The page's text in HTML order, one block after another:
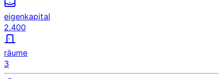
eigenkapital
2.400
räume
3